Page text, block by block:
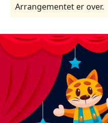
Arrangementet er over.